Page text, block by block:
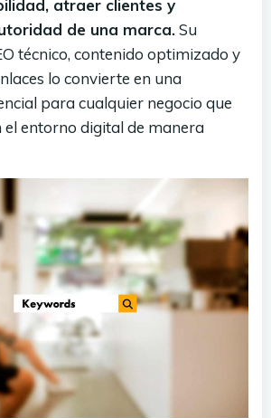
atraer clientes y
de una marca.Su
técnico, contenido optimizado y
lo convierte en una
para cualquier negocio que
el entorno digital de manera